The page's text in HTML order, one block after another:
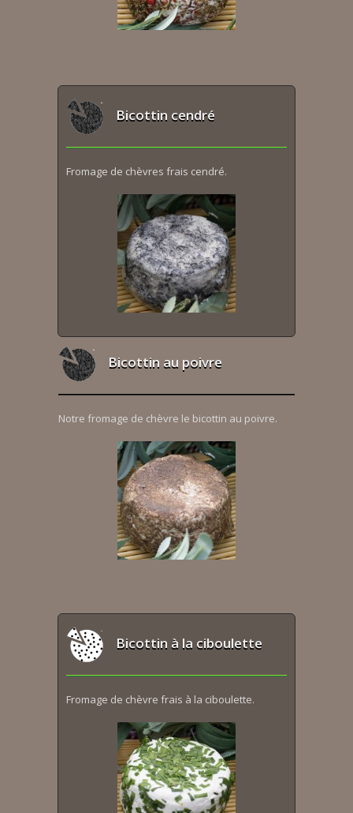
Bicottin cendré
Fromage de chèvres frais cendré.
Bicottin au poivre
Notre fromage de chèvre le bicottin au poivre.
Bicottin à la ciboulette
Fromage de chèvre frais à la ciboulette.